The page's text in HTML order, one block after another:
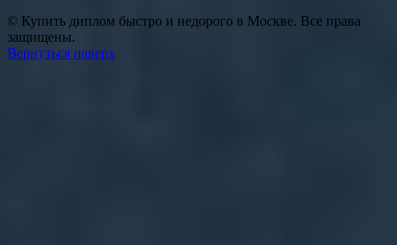
© Купить диплом быстро и недорого в Москве. Все права
защищены.
Вернуться наверх